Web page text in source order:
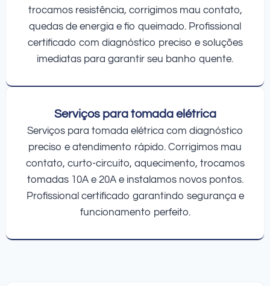
trocamos resistência, corrigimos mau contato,
quedas de energia e fio queimado. Profissional
certificado com diagnóstico preciso e soluções
imediatas para garantir seu banho quente.
Serviços para tomada elétrica
Serviços para tomada elétrica com diagnóstico
preciso e atendimento rápido. Corrigimos mau
contato, curto-circuito, aquecimento, trocamos
tomadas 10A e 20A e instalamos novos pontos.
Profissional certificado garantindo segurança e
funcionamento perfeito.